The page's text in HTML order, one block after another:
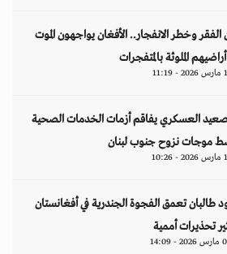
الفقر وخطر الانفجار.. الأفغان يواجهون الموت
الملوثة بالمتفجرات
العسكري يفاقم أزمات الخدمات الصحية
موجات نزوح جنوب لبنان
طالبان تعمق الفجوة الجندرية في أفغانستان
تحذيرات أممية
- 14:09